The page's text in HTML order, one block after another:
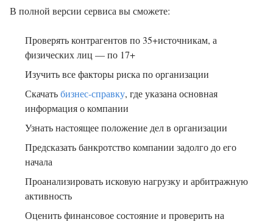
В полной версии сервиса вы сможете:
Проверять контрагентов по 35+источникам, а
физических лиц — по 17+
Изучить все факторы риска по организации
Скачатьбизнес-справку, где указана основная
информация о компании
Узнать настоящее положение дел в организации
Предсказать банкротство компании задолго до его
начала
Проанализировать исковую нагрузку и арбитражную
активность
Оценить финансовое состояние и проверить на